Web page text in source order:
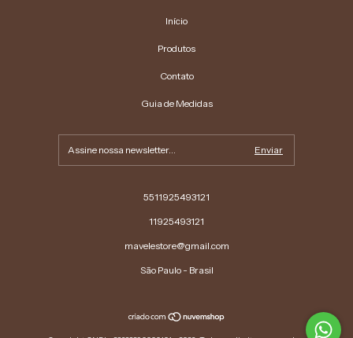
Início
Produtos
Contato
Guia de Medidas
5511925493121
11925493121
mavelestore@gmail.com
São Paulo - Brasil